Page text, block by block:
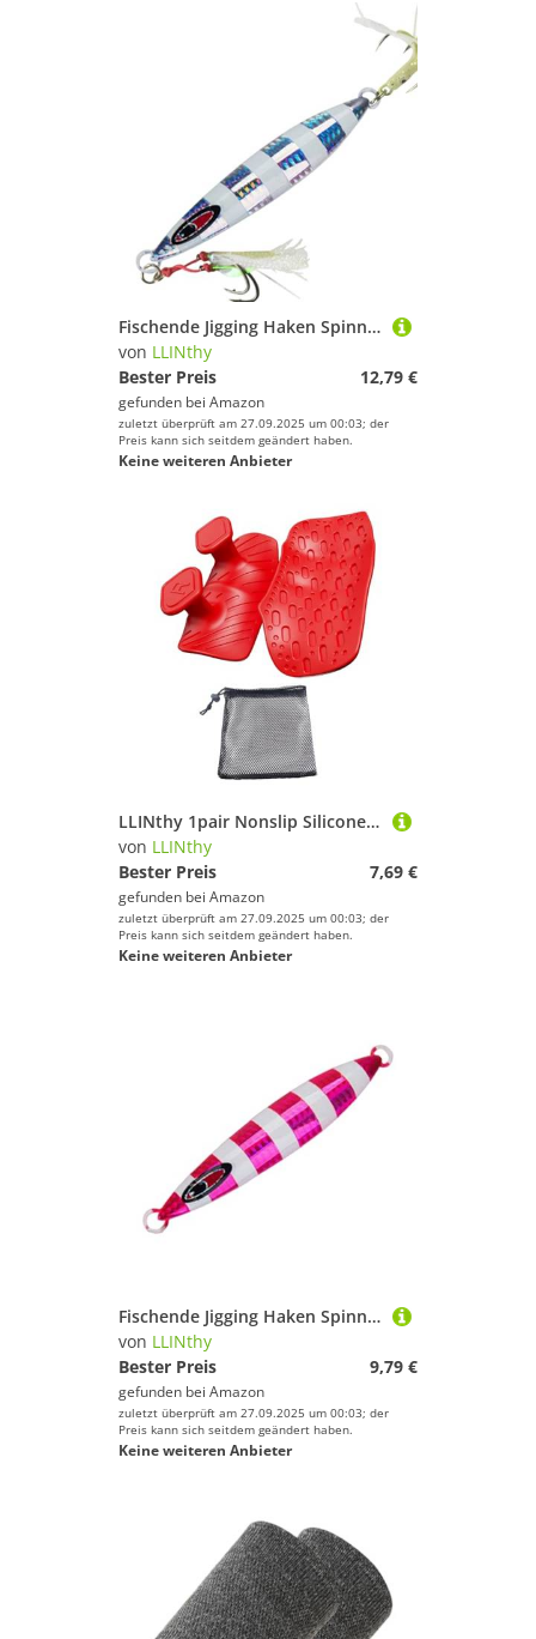
Fischende Jigging Haken Spinner Köder Metall Jigs Löffel Löschköder Langen Guss Jigging Löffel Dauerhafte Leuchtende Köder Künstlich
von LLINthy
Bester Preis
12,79 €
gefunden bei Amazon
zuletzt überprüft am 27.09.2025 um 00:03; der
Preis kann sich seitdem geändert haben.
Keine weiteren Anbieter
LLINthy 1pair Nonslip Silicones Fitnessstudio Für Gewichtheber Verbessert Die Brüche Ergonomische Hand Schützen
von LLINthy
Bester Preis
7,69 €
gefunden bei Amazon
zuletzt überprüft am 27.09.2025 um 00:03; der
Preis kann sich seitdem geändert haben.
Keine weiteren Anbieter
Fischende Jigging Haken Spinner Köder Metall Jigs Löffel Löschköder Langen Guss Jigging Löffel Dauerhafte Leuchtende Köder Künstlich
von LLINthy
Bester Preis
9,79 €
gefunden bei Amazon
zuletzt überprüft am 27.09.2025 um 00:03; der
Preis kann sich seitdem geändert haben.
Keine weiteren Anbieter